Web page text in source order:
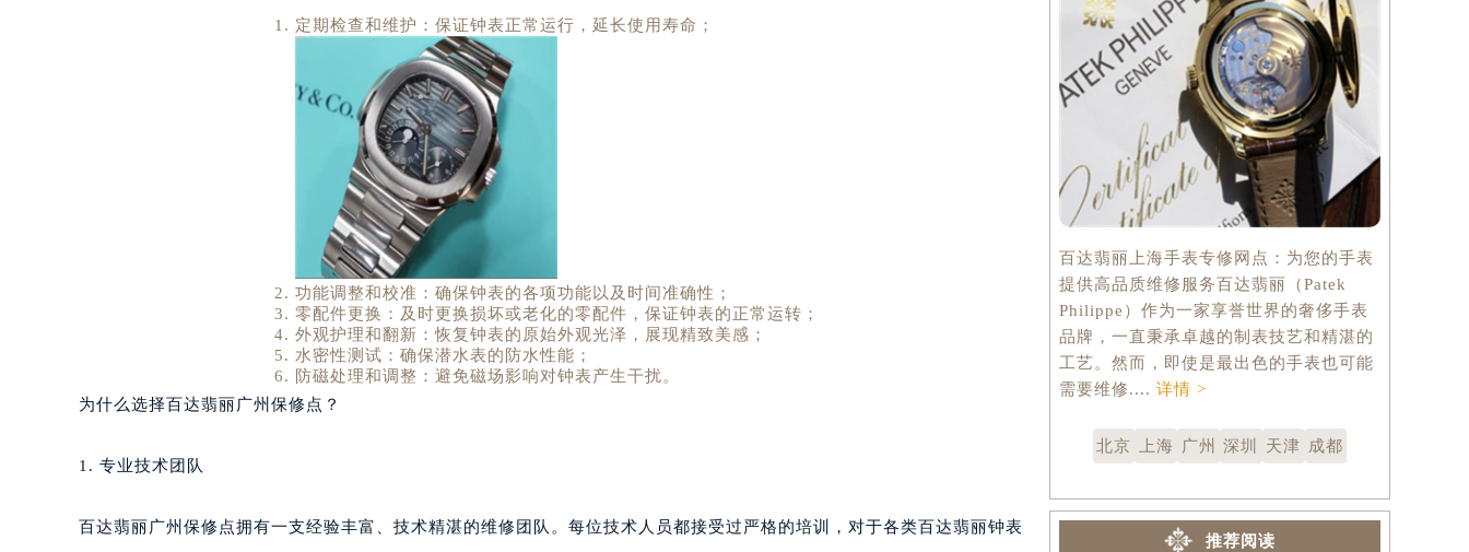
定期检查和维护：保证钟表正常运行，延长使用寿命；
功能调整和校准：确保钟表的各项功能以及时间准确性；
零配件更换：及时更换损坏或老化的零配件，保证钟表的正常运转；
外观护理和翻新：恢复钟表的原始外观光泽，展现精致美感；
水密性测试：确保潜水表的防水性能；
防磁处理和调整：避免磁场影响对钟表产生干扰。
为什么选择百达翡丽广州保修点？
1. 专业技术团队
百达翡丽广州保修点拥有一支经验丰富、技术精湛的维修团队。每位技术人员都接受过严格的培训，对于各类百达翡丽钟表
百达翡丽上海手表专修网点：为您的手表
提供高品质维修服务百达翡丽（Patek
Philippe）作为一家享誉世界的奢侈手表
品牌，一直秉承卓越的制表技艺和精湛的
工艺。然而，即使是最出色的手表也可能
需要维修.... 详情 >
北京 上海 广州 深圳 天津 成都
推荐阅读